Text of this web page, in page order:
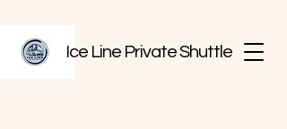
Ice Line Private Shuttle